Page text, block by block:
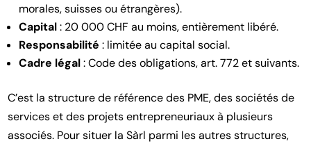
morales, suisses ou étrangères).
Capital: 20 000 CHF au moins, entièrement libéré.
Responsabilité : limitée au capital social.
Cadre légal: Code des obligations, art. 772 et suivants.
C’est la structure de référence des PME, des sociétés de
services et des projets entrepreneuriaux à plusieurs
associés. Pour situer la Sàrl parmi les autres structures,